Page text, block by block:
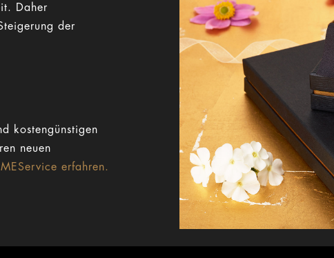
Daher
der
kostengünstigen
neuen
erfahren.